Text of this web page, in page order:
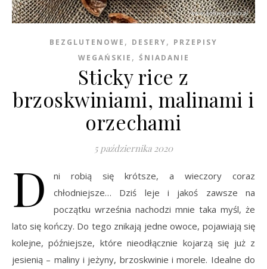
BEZGLUTENOWE , DESERY, PRZEPISY
WEGAŃSKIE , ŚNIADANIE
Sticky rice z
brzoskwiniami, malinami i
orzechami
5 października 2020
D
ni robią się krótsze, a wieczory coraz
chłodniejsze… Dziś leje i jakoś zawsze na
początku września nachodzi mnie taka myśl, że
lato się kończy. Do tego znikają jedne owoce, pojawiają się
kolejne, późniejsze, które nieodłącznie kojarzą się już z
jesienią – maliny i jeżyny, brzoskwinie i morele. Idealne do